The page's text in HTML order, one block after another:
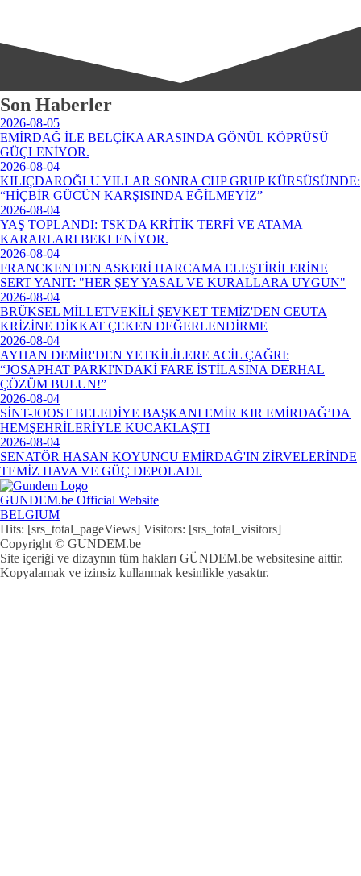
Son Haberler
2026-08-05
EMİRDAĞ İLE BELÇİKA ARASINDA GÖNÜL KÖPRÜSÜ
GÜÇLENİYOR.
2026-08-04
KILIÇDAROĞLU YILLAR SONRA CHP GRUP KÜRSÜSÜNDE:
“HİÇBİR GÜCÜN KARŞISINDA EĞİLMEYİZ”
2026-08-04
YAŞ TOPLANDI: TSK'DA KRİTİK TERFİ VE ATAMA
KARARLARI BEKLENİYOR.
2026-08-04
FRANCKEN'DEN ASKERİ HARCAMA ELEŞTİRİLERİNE
SERT YANIT: "HER ŞEY YASAL VE KURALLARA UYGUN"
2026-08-04
BRÜKSEL MİLLETVEKİLİ ŞEVKET TEMİZ'DEN CEUTA
KRİZİNE DİKKAT ÇEKEN DEĞERLENDİRME
2026-08-04
AYHAN DEMİR'DEN YETKİLİLERE ACİL ÇAĞRI:
“JOSAPHAT PARKI'NDAKİ FARE İSTİLASINA DERHAL
ÇÖZÜM BULUN!”
2026-08-04
SİNT-JOOST BELEDİYE BAŞKANI EMİR KIR EMİRDAĞ’DA
HEMŞEHRİLERİYLE KUCAKLAŞTI
2026-08-04
SENATÖR HASAN KOYUNCU EMİRDAĞ'IN ZİRVELERİNDE
TEMİZ HAVA VE GÜÇ DEPOLADI.
GUNDEM.be Official Website
BELGIUM
Hits: [srs_total_pageViews] Visitors: [srs_total_visitors]
Copyright © GUNDEM.be
Site içeriği ve dizaynın tüm hakları GÜNDEM.be websitesine aittir.
Kopyalamak ve izinsiz kullanmak kesinlikle yasaktır.